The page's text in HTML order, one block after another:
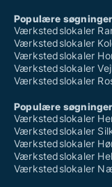
Populære søgninger
Værkstedslokaler
Værkstedslokaler
Værkstedslokaler
Værkstedslokaler
Værkstedslokaler
Populære søgninger
Værkstedslokaler
Værkstedslokaler
Værkstedslokaler
Værkstedslokaler
Værkstedslokaler